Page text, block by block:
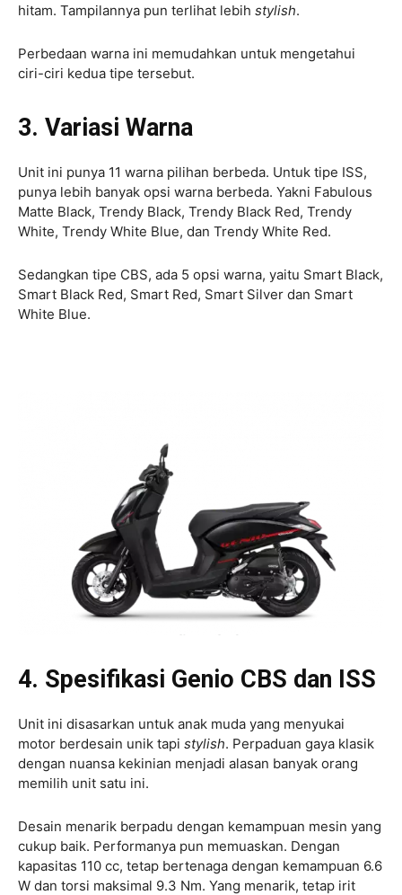
hitam. Tampilannya pun terlihat lebih stylish.
Perbedaan warna ini memudahkan untuk mengetahui
ciri-ciri kedua tipe tersebut.
3. Variasi Warna
Unit ini punya 11 warna pilihan berbeda. Untuk tipe ISS,
punya lebih banyak opsi warna berbeda. Yakni Fabulous
Matte Black, Trendy Black, Trendy Black Red, Trendy
White, Trendy White Blue, dan Trendy White Red.
Sedangkan tipe CBS, ada 5 opsi warna, yaitu Smart Black,
Smart Black Red, Smart Red, Smart Silver dan Smart
White Blue.
4. Spesifikasi Genio CBS dan ISS
Unit ini disasarkan untuk anak muda yang menyukai
motor berdesain unik tapi stylish. Perpaduan gaya klasik
dengan nuansa kekinian menjadi alasan banyak orang
memilih unit satu ini.
Desain menarik berpadu dengan kemampuan mesin yang
cukup baik. Performanya pun memuaskan. Dengan
kapasitas 110 cc, tetap bertenaga dengan kemampuan 6.6
W dan torsi maksimal 9.3 Nm. Yang menarik, tetap irit